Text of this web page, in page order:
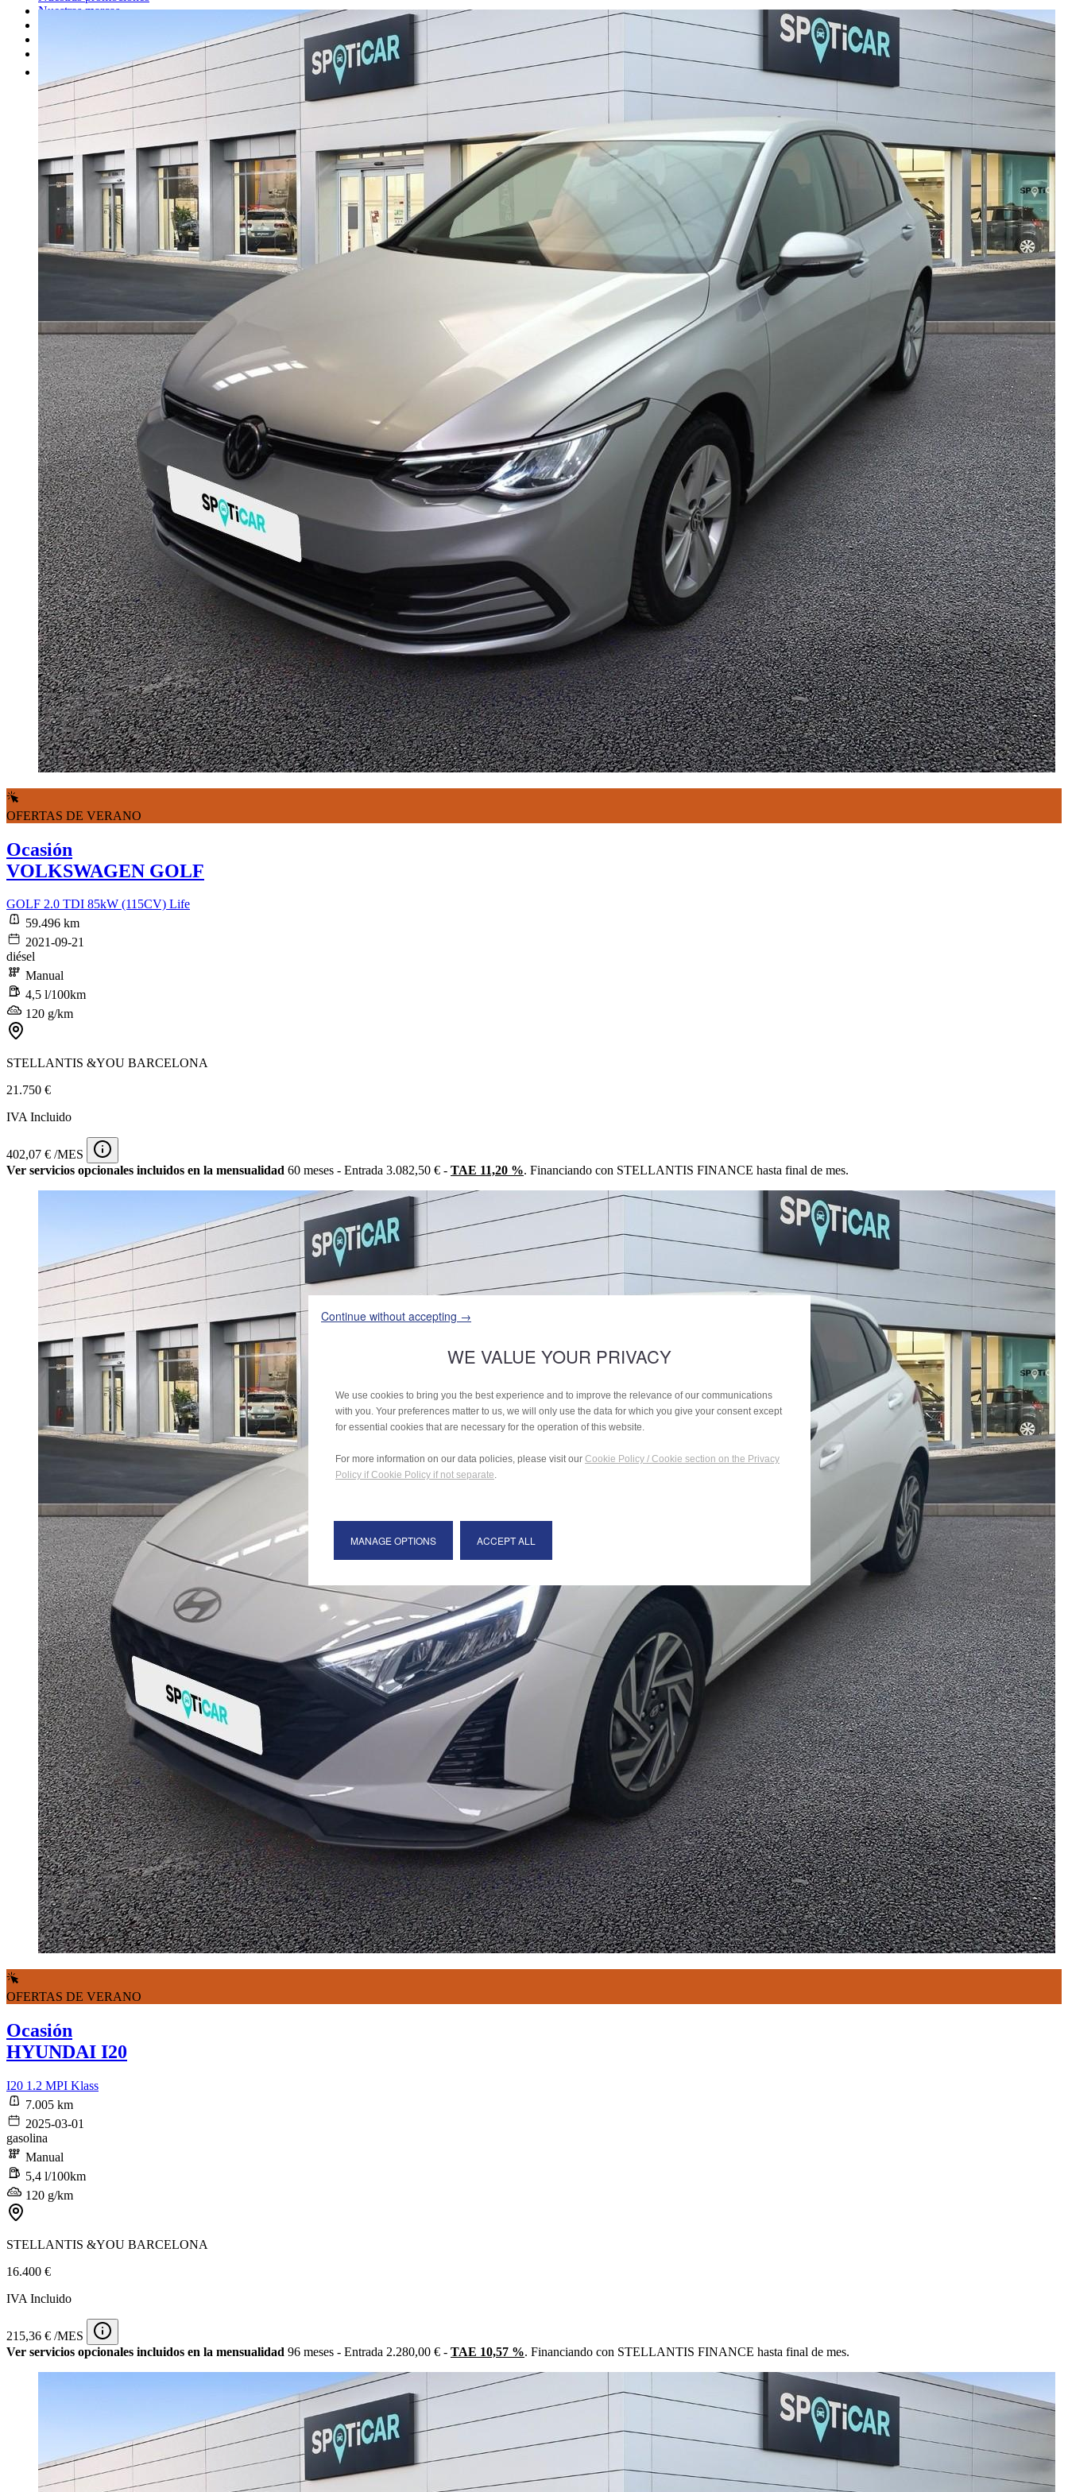
Nuestras marcas
OFERTAS DE VERANO
Ocasión
VOLKSWAGEN GOLF
GOLF 2.0 TDI 85kW (115CV) Life
59.496 km
2021-09-21
diésel
Manual
4,5 l/100km
120 g/km
STELLANTIS &YOU BARCELONA
21.750 €
IVA Incluido
402,07 € /MES
Ver servicios opcionales incluidos en la mensualidad 60 meses - Entrada 3.082,50 € - TAE 11,20 %. Financiando con STELLANTIS FINANCE hasta final de mes.
OFERTAS DE VERANO
Ocasión
HYUNDAI I20
I20 1.2 MPI Klass
7.005 km
2025-03-01
gasolina
Manual
5,4 l/100km
120 g/km
STELLANTIS &YOU BARCELONA
16.400 €
IVA Incluido
215,36 € /MES
Ver servicios opcionales incluidos en la mensualidad 96 meses - Entrada 2.280,00 € - TAE 10,57 %. Financiando con STELLANTIS FINANCE hasta final de mes.
Continue without accepting →
WE VALUE YOUR PRIVACY
We use cookies to bring you the best experience and to improve the relevance of our communications
with you. Your preferences matter to us, we will only use the data for which you give your consent except
for essential cookies that are necessary for the operation of this website.
For more information on our data policies, please visit our Cookie Policy / Cookie section on the Privacy
Policy if Cookie Policy if not separate.
MANAGE OPTIONS ACCEPT ALL